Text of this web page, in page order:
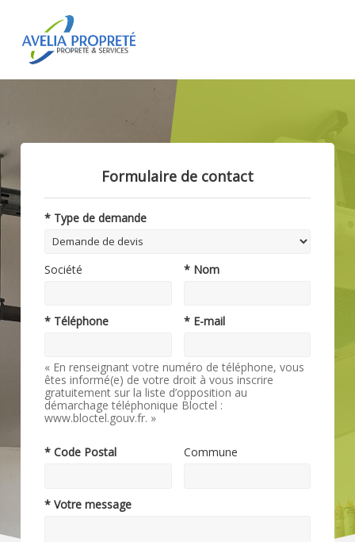
Formulaire de contact
* Type de demande
Société * Nom
* Téléphone * E-mail
« En renseignant votre numéro de téléphone, vous
êtes informé(e) de votre droit à vous inscrire
gratuitement sur la liste d’opposition au
démarchage téléphonique Bloctel :
www.bloctel.gouv.fr. »
* Code Postal Commune
* Votre message